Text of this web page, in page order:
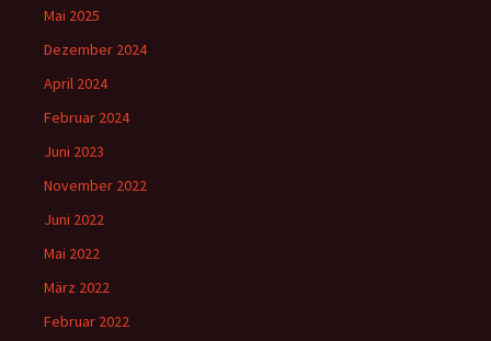
Mai 2025
Dezember 2024
April 2024
Februar 2024
Juni 2023
November 2022
Juni 2022
Mai 2022
März 2022
Februar 2022